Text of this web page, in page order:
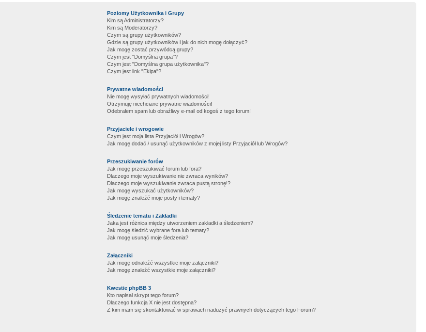
Poziomy Użytkownika i Grupy
Kim są Administratorzy?
Kim są Moderatorzy?
Czym są grupy użytkowników?
Gdzie są grupy użytkowników i jak do nich mogę dołączyć?
Jak mogę zostać przywódcą grupy?
Czym jest "Domyślna grupa"?
Czym jest "Domyślna grupa użytkownika"?
Czym jest link "Ekipa"?
Prywatne wiadomości
Nie mogę wysyłać prywatnych wiadomości!
Otrzymuję niechciane prywatne wiadomości!
Odebrałem spam lub obraźliwy e-mail od kogoś z tego forum!
Przyjaciele i wrogowie
Czym jest moja lista Przyjaciół i Wrogów?
Jak mogę dodać / usunąć użytkowników z mojej listy Przyjaciół lub Wrogów?
Przeszukiwanie forów
Jak mogę przeszukiwać forum lub fora?
Dlaczego moje wyszukiwanie nie zwraca wyników?
Dlaczego moje wyszukiwanie zwraca pustą stronę!?
Jak mogę wyszukać użytkowników?
Jak mogę znaleźć moje posty i tematy?
Śledzenie tematu i Zakładki
Jaka jest różnica między utworzeniem zakładki a śledzeniem?
Jak mogę śledzić wybrane fora lub tematy?
Jak mogę usunąć moje śledzenia?
Załączniki
Jak mogę odnaleźć wszystkie moje załączniki?
Jak mogę znaleźć wszystkie moje załączniki?
Kwestie phpBB 3
Kto napisał skrypt tego forum?
Dlaczego funkcja X nie jest dostępna?
Z kim mam się skontaktować w sprawach nadużyć prawnych dotyczących tego Forum?